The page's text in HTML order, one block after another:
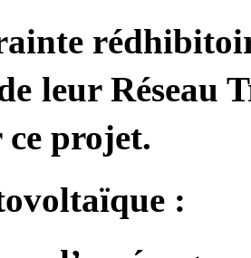
leur Réseau
projet.
: